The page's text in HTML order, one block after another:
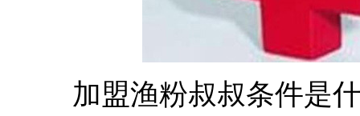
加盟渔粉叔叔条件是